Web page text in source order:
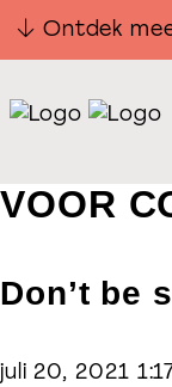
Ontdek
VOOR
Don’t be
juli 20, 2021